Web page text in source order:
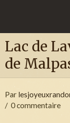
Lac de
de
Par
0 commentaire